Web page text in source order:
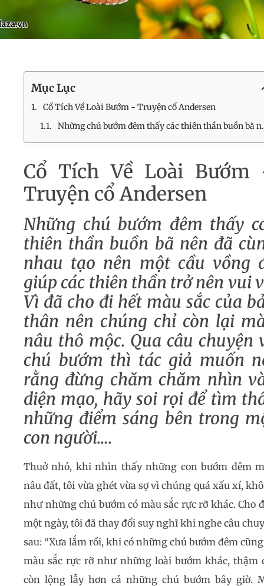
Mục Lục
Cổ Tích Về Loài Bướm - Truyện cổ Andersen
Những chú bướm đêm thấy các thiên thần buồn bã nên đã cùng nhau tạo nên một cầu vồng để giúp các thiên thần trở nên vui vẻ. Vì đã cho đi hết màu sắc của bản thân nên chúng chỉ còn lại màu nâu thô mộc. Qua câu chuyện về chú bướm thì tác giả muốn nói rằng đừng chăm chăm nhìn vào diện mạo, hãy soi rọi để tìm thấy những điểm sáng bên trong một con người....
Cổ Tích Về Loài Bướm
Truyện cổ Andersen
Những chú bướm đêm thấy
thiên thần buồn bã nên đã
nhau tạo nên một cầu vồng
giúp các thiên thần trở nên vui
Vì đã cho đi hết màu sắc của
thân nên chúng chỉ còn lại
nâu thô mộc. Qua câu chuyện
chú bướm thì tác giả muốn
rằng đừng chăm chăm nhìn
diện mạo, hãy soi rọi để tìm
những điểm sáng bên trong
con người….
Thuở nhỏ, khi nhìn thấy những con bướm đêm
nâu đất, tôi vừa ghét vừa sợ vì chúng quá xấu xí,
như những chú bướm có màu sắc rực rỡ khác. Cho
một ngày, tôi đã thay đổi suy nghĩ khi nghe câu
sau: “Xưa lắm rồi, khi có những chú bướm đêm
màu sắc rực rỡ như những loài bướm khác, thậm
còn lộng lẫy hơn cả những chú bướm bây giờ.